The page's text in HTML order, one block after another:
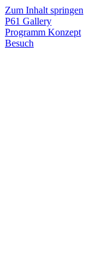
Zum Inhalt springen
P61 Gallery
Programm Konzept
Besuch